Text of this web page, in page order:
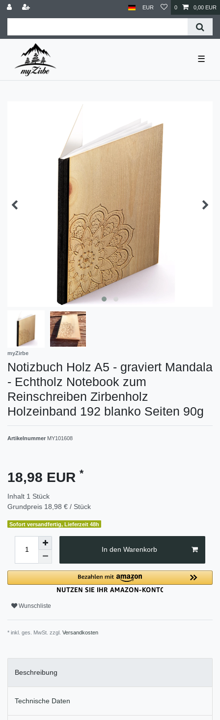
EUR 0 0,00 EUR
☰
myZirbe
Notizbuch Holz A5 - graviert Mandala
- Echtholz Notebook zum
Reinschreiben Zirbenholz
Holzeinband 192 blanko Seiten 90g
Artikelnummer MY101608
18,98 EUR *
Inhalt 1 Stück
Grundpreis 18,98 € / Stück
Sofort versandfertig, Lieferzeit 48h
In den Warenkorb
Wunschliste
* inkl. ges. MwSt. zzgl. Versandkosten
Beschreibung
Technische Daten